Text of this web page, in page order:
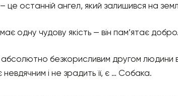
це останній ангел, який залишився на
одну чудову якість — він пам’ятає
безкорисливим другом людини в
і не зрадить її, є … Собака.